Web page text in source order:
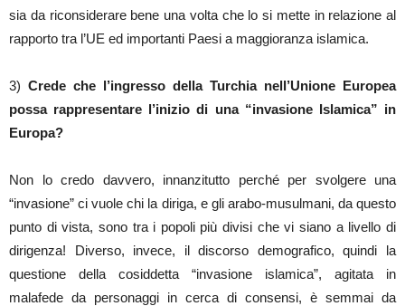
sia da riconsiderare bene una volta che lo si mette in relazione al
rapporto tra l’UE ed importanti Paesi a maggioranza islamica.
3) Crede che l’ingresso della Turchia nell’Unione Europea
possa rappresentare l’inizio di una “invasione Islamica” in
Europa?
Non lo credo davvero, innanzitutto perché per svolgere una
“invasione” ci vuole chi la diriga, e gli arabo-musulmani, da questo
punto di vista, sono tra i popoli più divisi che vi siano a livello di
dirigenza! Diverso, invece, il discorso demografico, quindi la
questione della cosiddetta “invasione islamica”, agitata in
malafede da personaggi in cerca di consensi, è semmai da